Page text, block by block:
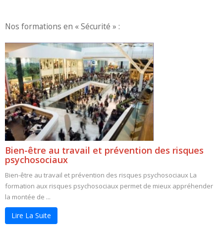
Nos formations en « Sécurité » :
Bien-être au travail et prévention des risques
psychosociaux
Bien-être au travail et prévention des risques psychosociaux La
formation aux risques psychosociaux permet de mieux appréhender
la montée de ...
Lire La Suite